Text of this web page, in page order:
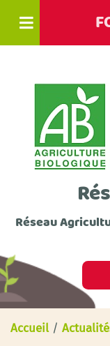
Réseau
Accueil/